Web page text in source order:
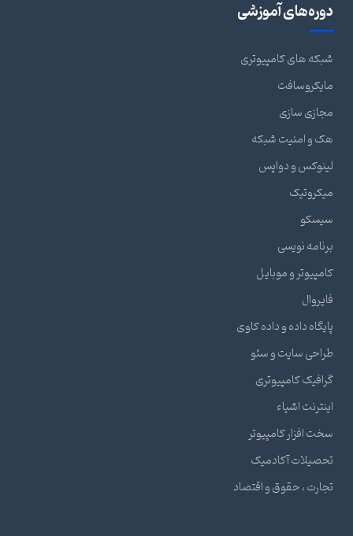
دوره‌های آموزشی
شبکه های کامپیوتری
مایکروسافت
مجازی سازی
هک و امنیت شبکه
لینوکس و دواپس
میکروتیک
سیسکو
برنامه نویسی
کامپیوتر و موبایل
فایروال
پایگاه داده و داده کاوی
طراحی سایت و سئو
گرافیک کامپیوتری
اینترنت اشیاء
سخت افزار کامپیوتر
تحصیلات آکادمیک
تجارت ، حقوق و اقتصاد